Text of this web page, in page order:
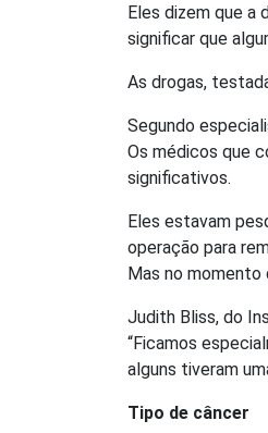
Eles dizem que a
significar que
As drogas,
Segundo
Os médicos que
significativos.
Eles estavam
operação para
Mas no momento
Judith Bliss, do
“Ficamos
alguns tiveram
Tipo de câncer